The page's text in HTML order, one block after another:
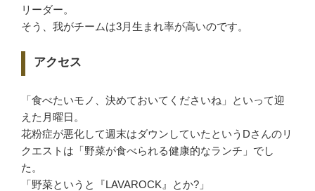
リーダー。
そう、我がチームは3月生まれ率が高いのです。
アクセス
「食べたいモノ、決めておいてくださいね」といって迎
えた月曜日。
花粉症が悪化して週末はダウンしていたというDさんのリ
クエストは「野菜が食べられる健康的なランチ」でし
た。
「野菜というと『LAVAROCK』とか?」